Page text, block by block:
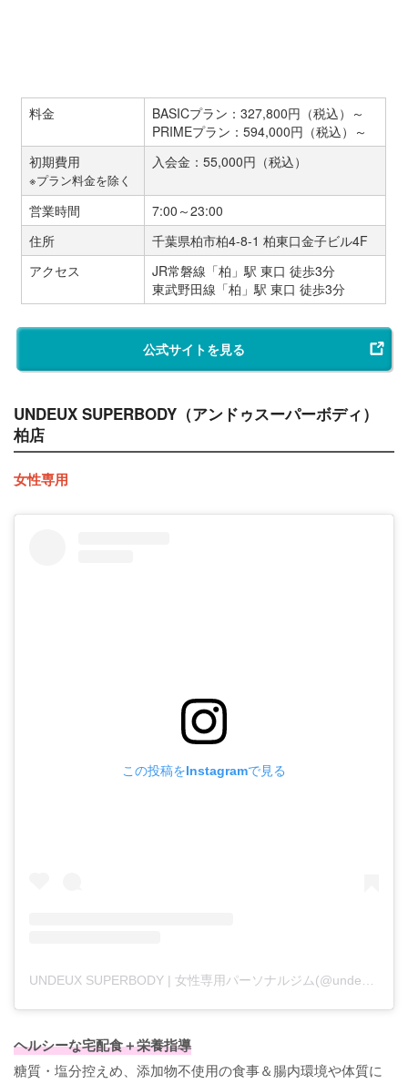
料金
BASICプラン：327,800円（税込）～
PRIMEプラン：594,000円（税込）～
初期費用
※プラン料金を除く
入会金：55,000円（税込）
営業時間
7:00～23:00
住所
千葉県柏市柏4-8-1 柏東口金子ビル4F
アクセス
JR常磐線「柏」駅 東口 徒歩3分
東武野田線「柏」駅 東口 徒歩3分
公式サイトを見る
UNDEUX SUPERBODY（アンドゥスーパーボディ）
柏店
女性専用
この投稿をInstagramで見る
UNDEUX SUPERBODY | 女性専用パーソナルジム(@undeux55)がシェアした投稿
ヘルシーな宅配食＋栄養指導
糖質・塩分控えめ、添加物不使用の食事＆腸内環境や体質に